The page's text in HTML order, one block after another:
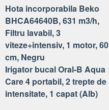
Hota incorporabila Beko
BHCA64640B, 631 m3/h,
Filtru lavabil, 3
viteze+intensiv, 1 motor, 60
cm, Negru
Irigator bucal Oral-B Aqua
Care 4 portabil, 2 trepte de
intensitate, 1 capat (Alb)